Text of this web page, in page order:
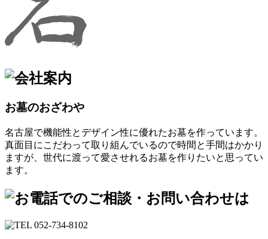
お墓のおざわや
名古屋で機能性とデザイン性に優れたお墓を作っています。
真面目にこだわって取り組んでいるので時間と手間はかかり
ますが、世代に渡って愛させれるお墓を作りたいと思ってい
ます。